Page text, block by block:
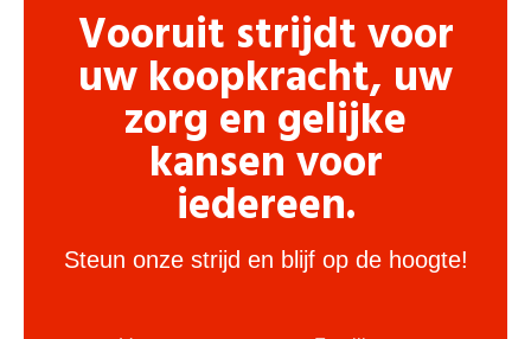
Vooruit strijdt voor
uw koopkracht, uw
zorg en gelijke
kansen voor
iedereen.
Steun onze strijd en blijf op de hoogte!